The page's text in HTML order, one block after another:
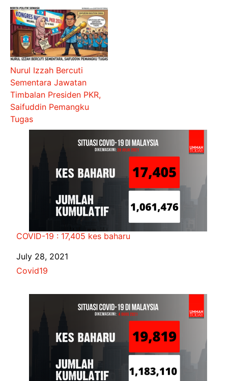
Nurul Izzah Bercuti
Sementara Jawatan
Timbalan Presiden PKR,
Saifuddin Pemangku
Tugas
COVID-19 : 17,405 kes baharu
Date
July 28, 2021
In relation to
Covid19